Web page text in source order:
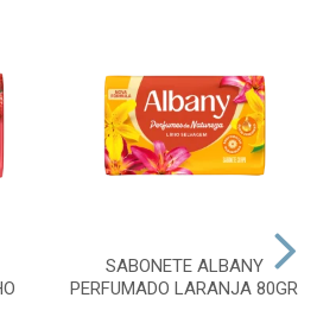
SABONETE ALBANY
PERFUMADO LARANJA 80GR